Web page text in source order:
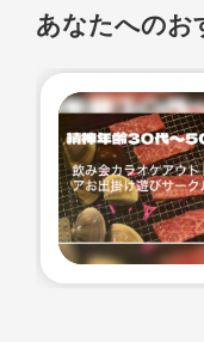
お願いします。
僕が趣味で集めてるボー
30分～1時間ほど遊びます
オフ会に2回参加した方に
HEART❤️♣CLUBのLINEオ
招待します。
簡単なルール・おねがい
あなたへのお